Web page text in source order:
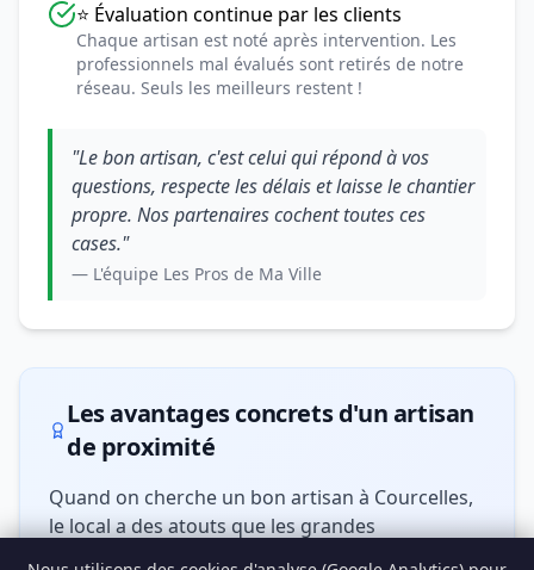
⭐ Évaluation continue par les clients
Chaque artisan est noté après intervention. Les
professionnels mal évalués sont retirés de notre
réseau. Seuls les meilleurs restent !
"Le bon artisan, c'est celui qui répond à vos
questions, respecte les délais et laisse le chantier
propre. Nos partenaires cochent toutes ces
cases."
— L'équipe Les Pros de Ma Ville
Les avantages concrets d'un artisan
de proximité
Quand on cherche un bon artisan à Courcelles,
le local a des atouts que les grandes